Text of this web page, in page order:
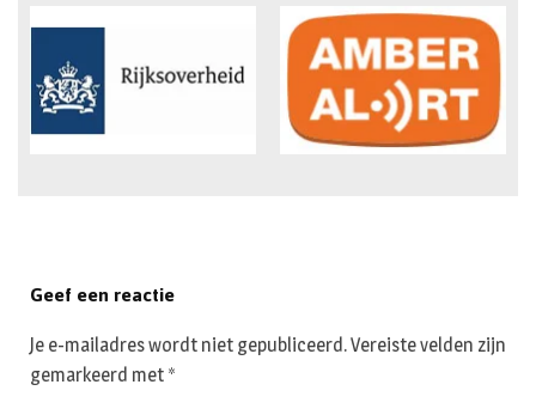
Geef een reactie
Je e-mailadres wordt niet gepubliceerd.Vereiste velden zijn
gemarkeerd met *